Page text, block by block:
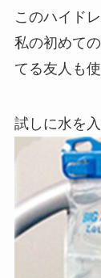
このハイド
私の初めて
てる友人も
試しに水を